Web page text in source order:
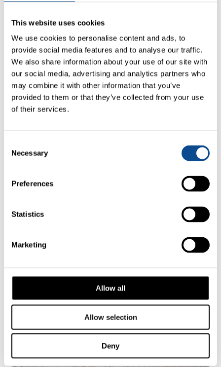
This website uses cookies
We use cookies to personalise content and ads, to
provide social media features and to analyse our traffic.
We also share information about your use of our site with
our social media, advertising and analytics partners who
may combine it with other information that you’ve
provided to them or that they’ve collected from your use
of their services.
Selection
Necessary
Preferences
Statistics
Marketing
Allow all
Allow selection
Deny